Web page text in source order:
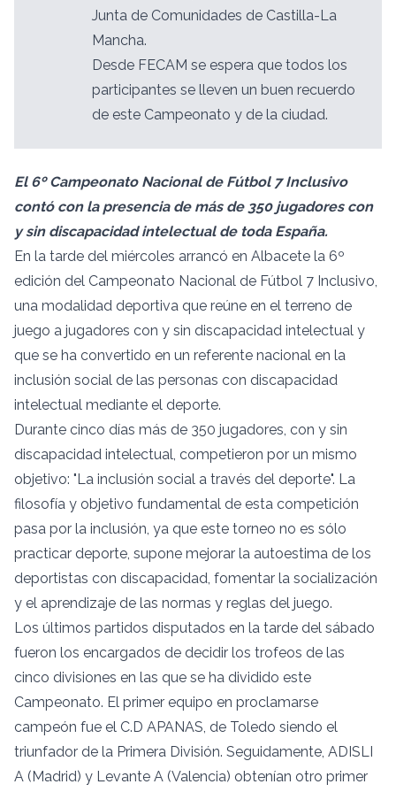
Junta de Comunidades de Castilla-La
Mancha.
Desde FECAM se espera que todos los
participantes se lleven un buen recuerdo
de este Campeonato y de la ciudad.
El 6º Campeonato Nacional de Fútbol 7 Inclusivo
contó con la presencia de más de 350 jugadores con
y sin discapacidad intelectual de toda España.
En la tarde del miércoles arrancó en Albacete la 6º
edición del Campeonato Nacional de Fútbol 7 Inclusivo,
una modalidad deportiva que reúne en el terreno de
juego a jugadores con y sin discapacidad intelectual y
que se ha convertido en un referente nacional en la
inclusión social de las personas con discapacidad
intelectual mediante el deporte.
Durante cinco días más de 350 jugadores, con y sin
discapacidad intelectual, competieron por un mismo
objetivo: "La inclusión social a través del deporte". La
filosofía y objetivo fundamental de esta competición
pasa por la inclusión, ya que este torneo no es sólo
practicar deporte, supone mejorar la autoestima de los
deportistas con discapacidad, fomentar la socialización
y el aprendizaje de las normas y reglas del juego.
Los últimos partidos disputados en la tarde del sábado
fueron los encargados de decidir los trofeos de las
cinco divisiones en las que se ha dividido este
Campeonato. El primer equipo en proclamarse
campeón fue el C.D APANAS, de Toledo siendo el
triunfador de la Primera División. Seguidamente, ADISLI
A (Madrid) y Levante A (Valencia) obtenían otro primer